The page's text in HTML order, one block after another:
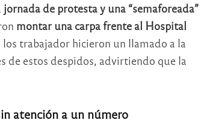
jornada de protesta y una “semaforeada”
montar una carpa frente al Hospital
trabajador hicieron un llamado a la
de estos despidos, advirtiendo que la
atención a un número